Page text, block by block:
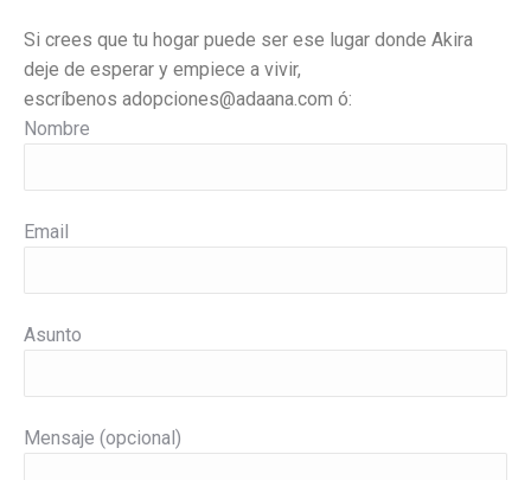
Si crees que tu hogar puede ser ese lugar donde Akira
deje de esperar y empiece a vivir,
escríbenos adopciones@adaana.com ó:
Nombre
Email
Asunto
Mensaje (opcional)